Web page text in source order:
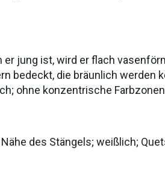
jung ist, wird er flach
bedeckt, die bräunlich werden
ohne konzentrische
des Stängels; weißlich;